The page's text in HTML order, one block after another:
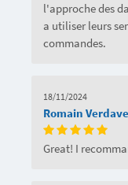
l'approche des
a utiliser leurs
commandes.
18/11/2024
Romain
Great! I